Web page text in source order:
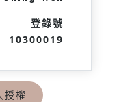
登錄號
10300019
授權